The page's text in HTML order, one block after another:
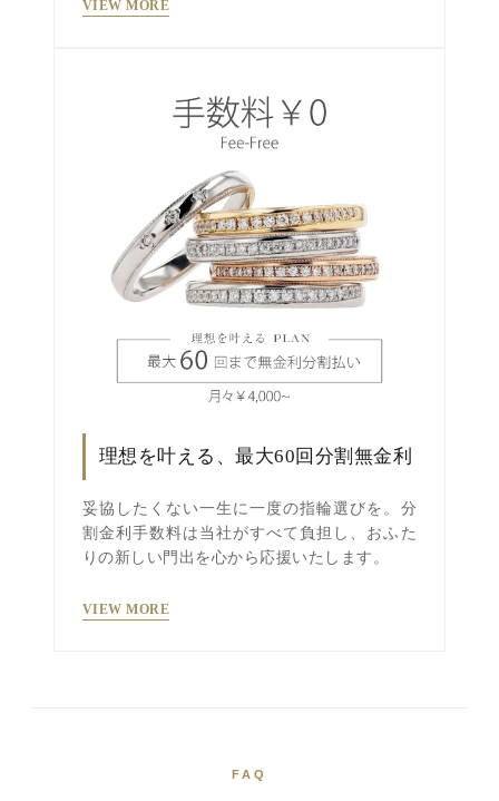
VIEW MORE
理想を叶える、最大60回分割無金利
妥協したくない一生に一度の指輪選びを。分
割金利手数料は当社がすべて負担し、おふた
りの新しい門出を心から応援いたします。
VIEW MORE
FAQ